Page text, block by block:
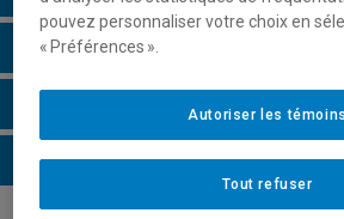
Horaire - Été 2026
Horaire - Automne 2026
Horaire - Hiver 2027
pouvez personnaliser votre choix en
« Préférences ».
Tout refuser
Autoriser les témoins